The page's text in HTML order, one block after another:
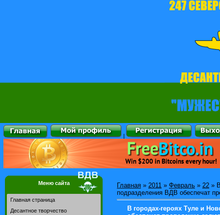
|
Меню сайта
Главная страница
Десантное творчество
Главная » 2011 » Февраль » 22 »
подразделения ВДВ обеспечат
В городах-героях Туле и